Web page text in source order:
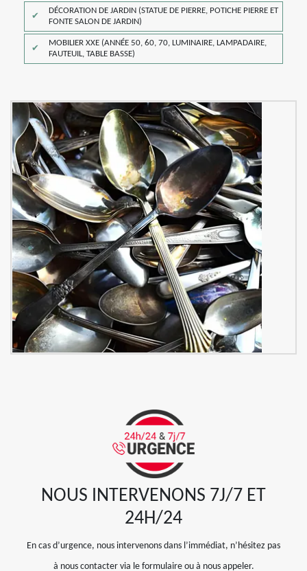
DÉCORATION DE JARDIN (STATUE DE PIERRE, POTICHE PIERRE ET
FONTE SALON DE JARDIN)
MOBILIER XXE (ANNÉE 50, 60, 70, LUMINAIRE, LAMPADAIRE,
FAUTEUIL, TABLE BASSE)
NOUS INTERVENONS 7J/7 ET
24H/24
En cas d’urgence, nous intervenons dans l’immédiat, n’hésitez pas
à nous contacter via le formulaire ou à nous appeler.